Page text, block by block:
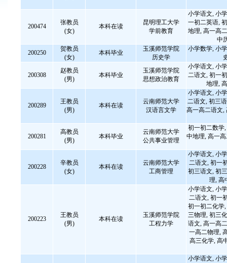
200474
张教员
(女)
本科在读
昆明理工大学
学前教育
小学语文, 小
一初二英语,
地理, 高一高
中
200250
贺教员
(女)
本科毕业
玉溪师范学院
历史学
小学数学, 小
200308
赵教员
(男)
本科毕业
玉溪师范学院
思想政治教育
小学语文, 小
二语文, 初一
地理,
200289
王教员
(男)
本科在读
云南师范大学
汉语言文学
小学语文, 小
二语文, 初三
高一高二语文,
200281
高教员
(男)
本科毕业
云南师范大学
公共事业管理
初一初二数学
中地理, 高一
200228
辛教员
(女)
本科在读
云南师范大学
工商管理
小学语文, 小
二语文, 初一
初三语文, 初
理, 高
200223
王教员
(男)
本科在读
玉溪师范学院
工程力学
小学语文, 小
二语文, 初一
初一初二化学
三物理, 初三
语文, 高一高
一高二物理,
高三化学, 高
小学语文, 小